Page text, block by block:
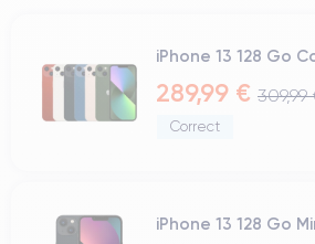
iPhone 13 128 Go
289,99 € 309,99
Correct
iPhone 13 128 Go